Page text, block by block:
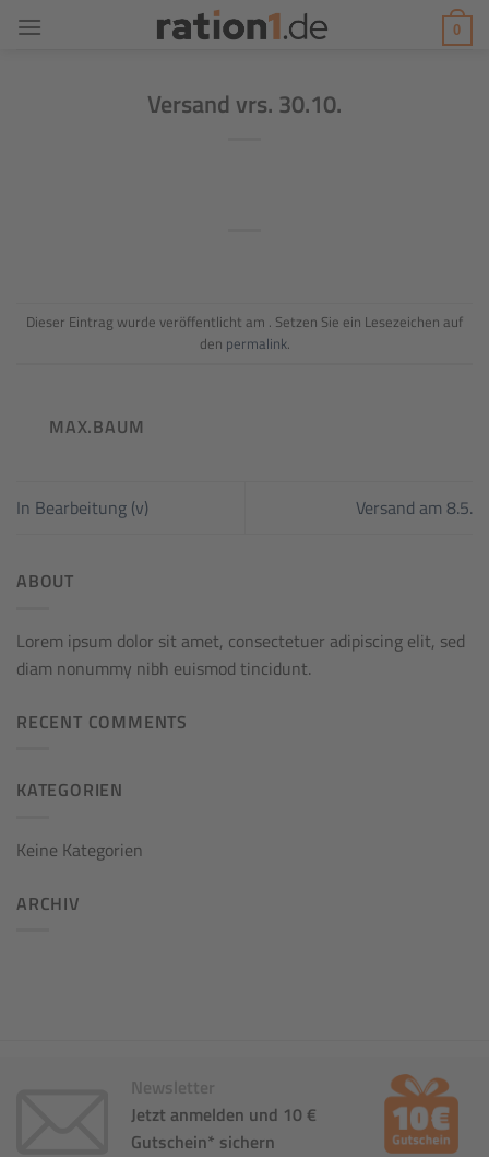
Inhalt
0
Versand vrs. 30.10.
Dieser Eintrag wurde veröffentlicht am . Setzen Sie ein Lesezeichen auf
den permalink.
MAX.BAUM
In Bearbeitung (v) Versand am 8.5.
ABOUT
Lorem ipsum dolor sit amet, consectetuer adipiscing elit, sed
diam nonummy nibh euismod tincidunt.
RECENT COMMENTS
KATEGORIEN
Keine Kategorien
ARCHIV
Newsletter
Jetzt anmelden und 10 €
Gutschein* sichern